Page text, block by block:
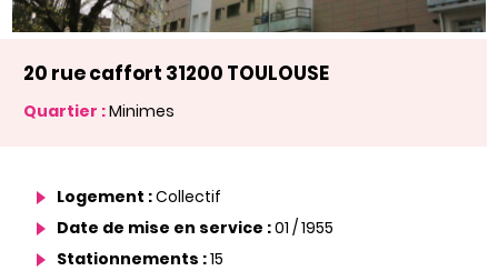
20 rue caffort 31200 TOULOUSE
Quartier :Minimes
Logement :Collectif
Date de mise en service :01 / 1955
Stationnements :15